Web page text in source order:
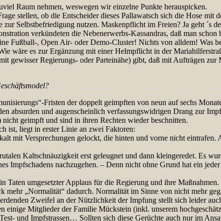
Raum nehmen, weswegen wir einzelne Punkte herauspicken.
stellen, ob die Entscheider dieses Pallawatsch sich die Hose
Selbstbefriedigung nutzen. Maskenpflicht im Freien? Ja geht ´s
verkündeten die Nebenerwerbs-Kassandras, daß man
Fußball-, Open Air- oder Demo-Cluster! Nichts von alldem! Was
wäre es zur Ergänzung mit einer Helmpflicht in der
gewisser Regierungs- oder Parteinähe) gibt, daß mit Aufträgen
Fristen der doppelt geimpften von neun auf sechs
absurden und augenscheinlich verfassungswidrigen Drang zur
geimpft und sind in ihren Rechten wieder beschnitten.
ist, liegt in erster Linie an zwei Faktoren:
mit Versprechungen gelockt, die hinten und vorne nicht eintrafen.
Kaltschnäuzigkeit erst geleugnet und dann kleingeredet. Es
Impfschadens nachzugehen. – Denn nicht ohne Grund hat ein
umgesetzter Applaus für die Regierung und ihre
mehr „Normalität“ dadurch. Normalität im Sinne von nicht mehr
Zweifel an der Nützlichkeit der Impfung stellt sich leider
Mitglieder der Familie Mückstein (inkl. unserem
und Impfstrassen… Sollten sich diese Gerüchte auch nur im